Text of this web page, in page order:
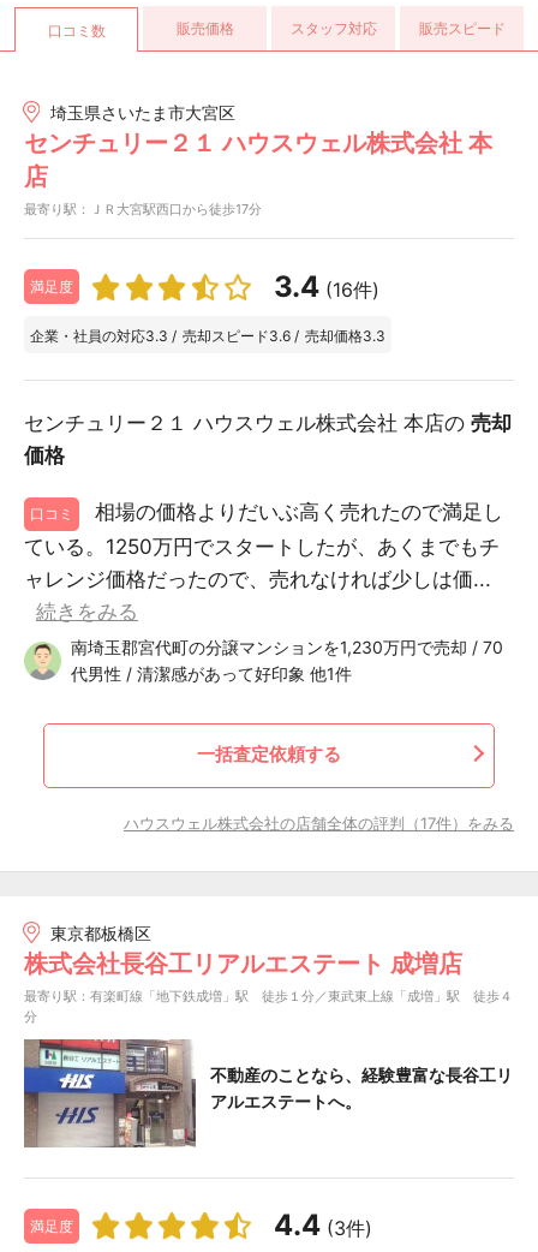
口コミ数 販売価格 スタッフ対応 販売スピード
埼玉県さいたま市大宮区
センチュリー２１ ハウスウェル株式会社 本
店
最寄り駅：ＪＲ大宮駅西口から徒歩17分
満足度 3.4 (16件)
企業・社員の対応3.3 / 売却スピード3.6 / 売却価格3.3
センチュリー２１ ハウスウェル株式会社 本店の 売却
価格
口コミ
相場の価格よりだいぶ高く売れたので満足し
ている。1250万円でスタートしたが、あくまでもチ
ャレンジ価格だったので、売れなければ少しは価...
続きをみる
南埼玉郡宮代町の分譲マンションを1,230万円で売却 / 70
代男性 / 清潔感があって好印象 他1件
一括査定依頼する
ハウスウェル株式会社の店舗全体の評判（17件）をみる
東京都板橋区
株式会社長谷工リアルエステート 成増店
最寄り駅：有楽町線「地下鉄成増」駅 徒歩１分／東武東上線「成増」駅 徒歩４
分
不動産のことなら、経験豊富な長谷工リ
アルエステートへ。
満足度 4.4 (3件)